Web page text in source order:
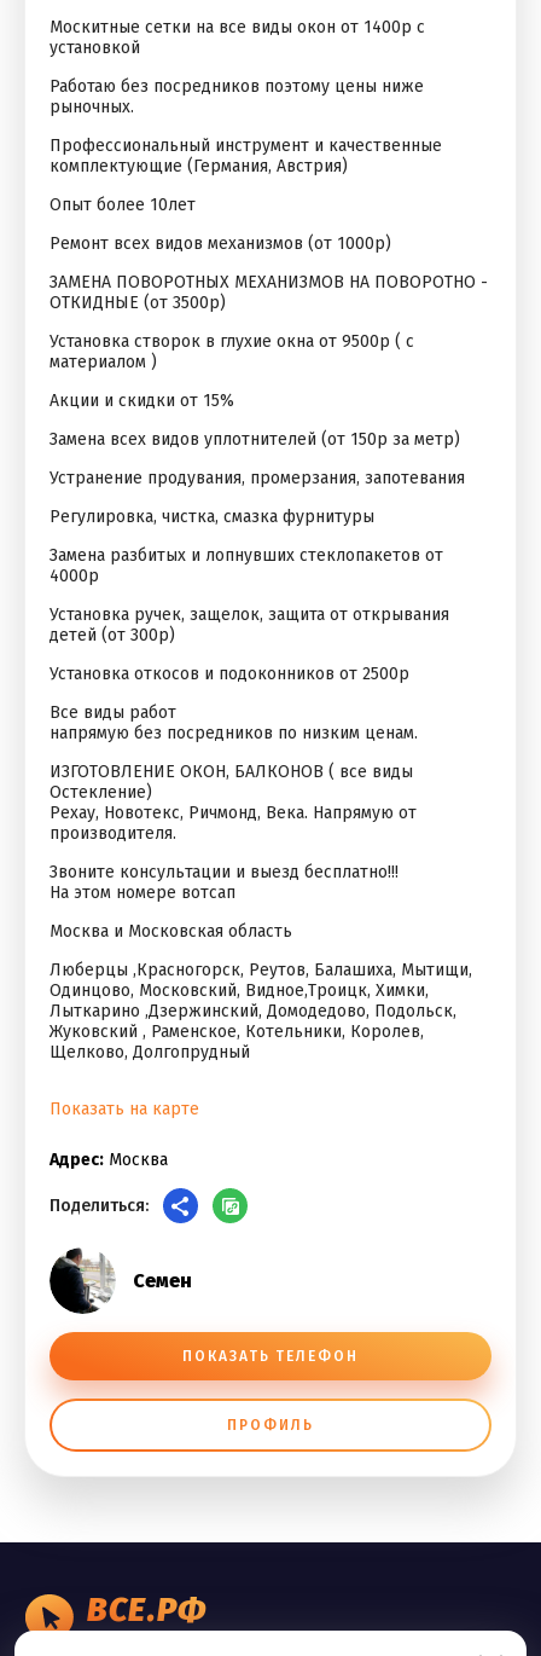
Москитные сетки на все виды окон от 1400р с
установкой
Работаю без посредников поэтому цены ниже
рыночных.
Профессиональный инструмент и качественные
комплектующие (Германия, Австрия)
Опыт более 10лет
Ремонт всех видов механизмов (от 1000р)
ЗАМЕНА ПОВОРОТНЫХ МЕХАНИЗМОВ НА ПОВОРОТНО -
ОТКИДНЫЕ (от 3500р)
Установка створок в глухие окна от 9500р ( с
материалом )
Акции и скидки от 15%
Замена всех видов уплотнителей (от 150р за метр)
Устранение продувания, промерзания, запотевания
Регулировка, чистка, смазка фурнитуры
Замена разбитых и лопнувших стеклопакетов от
4000р
Установка ручек, защелок, защита от открывания
детей (от 300р)
Установка откосов и подоконников от 2500р
Все виды работ
напрямую без посредников по низким ценам.
ИЗГОТОВЛЕНИЕ ОКОН, БАЛКОНОВ ( все виды
Остекление)
Рехау, Новотекс, Ричмонд, Века. Напрямую от
производителя.
Звоните консультации и выезд бесплатно!!!
На этом номере вотсап
Москва и Московская область
Люберцы ,Красногорск, Реутов, Балашиха, Мытищи,
Одинцово, Московский, Видное,Троицк, Химки,
Лыткарино ,Дзержинский, Домодедово, Подольск,
Жуковский , Раменское, Котельники, Королев,
Щелково, Долгопрудный
Показать на карте
Адрес: Москва
Поделиться:
Семен
ПОКАЗАТЬ ТЕЛЕФОН
ПРОФИЛЬ
ВСЕ.РФ